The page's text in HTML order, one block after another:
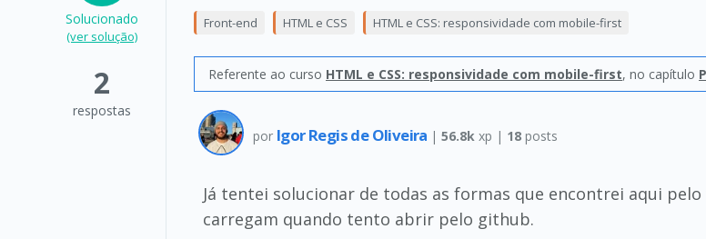
Solucionado
(ver solução)
2
respostas
Front-end HTML e CSS HTML e CSS: responsividade com mobile-first
Referente ao curso HTML e CSS: responsividade com mobile-first, no capítulo
por Igor Regis de Oliveira |56.8k xp | 18 posts
Já tentei solucionar de todas as formas que encontrei aqui
carregam quando tento abrir pelo github.